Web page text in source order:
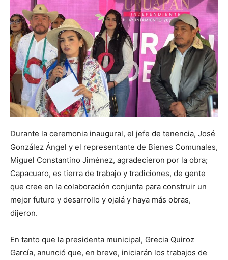
Durante la ceremonia inaugural, el jefe de tenencia, José
González Ángel y el representante de Bienes Comunales,
Miguel Constantino Jiménez, agradecieron por la obra;
Capacuaro, es tierra de trabajo y tradiciones, de gente
que cree en la colaboración conjunta para construir un
mejor futuro y desarrollo y ojalá y haya más obras,
dijeron.
En tanto que la presidenta municipal, Grecia Quiroz
García, anunció que, en breve, iniciarán los trabajos de